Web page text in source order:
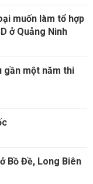
muốn làm tổ hợp
ở Quảng Ninh
gần một năm thi
Bồ Đề, Long Biên